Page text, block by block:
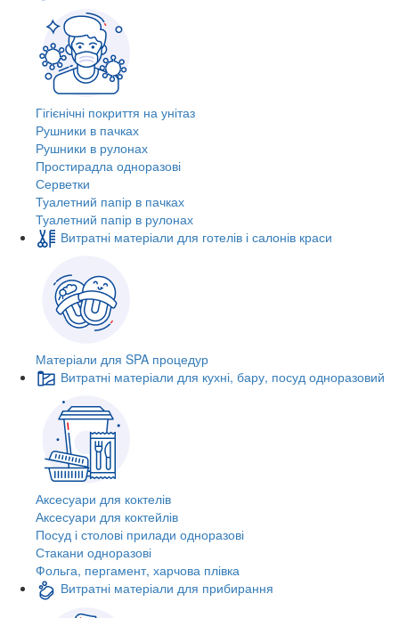
Гігієнічні покриття на унітаз
Рушники в пачках
Рушники в рулонах
Простирадла одноразові
Серветки
Туалетний папір в пачках
Туалетний папір в рулонах
Витратні матеріали для готелів і салонів краси
Матеріали для SPA процедур
Витратні матеріали для кухні, бару, посуд одноразовий
Аксесуари для коктелів
Аксесуари для коктейлів
Посуд і столові прилади одноразові
Стакани одноразові
Фольга, пергамент, харчова плівка
Витратні матеріали для прибирання